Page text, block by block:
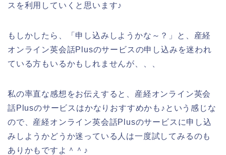
スを利用していくと思います♪
もしかしたら、「申し込みしようかな～？」と、産経
オンライン英会話Plusのサービスの申し込みを迷われ
ている方もいるかもしれませんが、、、
私の率直な感想をお伝えすると、産経オンライン英会
話Plusのサービスはかなりおすすめかも♪という感じな
ので、産経オンライン英会話Plusのサービスに申し込
みしようかどうか迷っている人は一度試してみるのも
ありかもですよ＾＾♪